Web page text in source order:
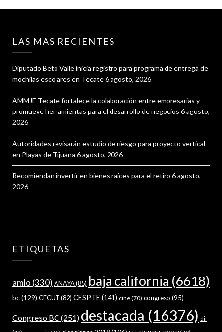
LAS MAS RECIENTES
Diputado Beto Valle inicia registro para programa de entrega de
mochilas escolares en Tecate6 agosto, 2026
AMMJE Tecate fortalece la colaboración entre empresarias y
promueve herramientas para el desarrollo de negocios 6 agosto,
2026
Autoridades revisarán estudio de riesgo para proyecto vertical
en Playas de Tijuana 6 agosto, 2026
Recomiendan invertir en bienes raíces para el retiro 6 agosto,
2026
ETIQUETAS
amlo (330) ANAYA(85) baja california (6618)
bc(129) CECUT(82) CESPTE (141) cine(70) congreso (95)
Congreso BC (251) destacada (16376) dif